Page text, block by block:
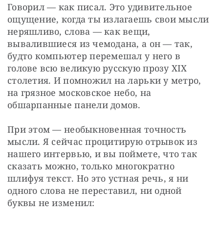
Говорил — как писал. Это удивительное
ощущение, когда ты излагаешь свои мысли
неряшливо, слова — как вещи,
вывалившиеся из чемодана, а он — так,
будто компьютер перемешал у него в
голове всю великую русскую прозу XIX
столетия. И помножил на ларьки у метро,
на грязное московское небо, на
обшарпанные панели домов.
При этом — необыкновенная точность
мысли. Я сейчас процитирую отрывок из
нашего интервью, и вы поймете, что так
сказать можно, только многократно
шлифуя текст. Но это устная речь, я ни
одного слова не переставил, ни одной
буквы не изменил: